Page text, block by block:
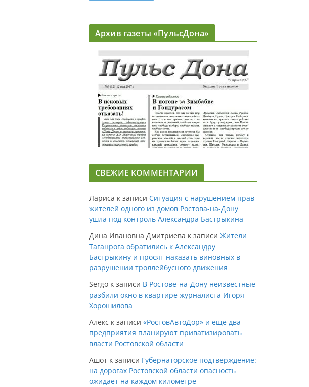
Архив газеты «ПульсДона»
СВЕЖИЕ КОММЕНТАРИИ
Лариса к записи Ситуация с нарушением прав
жителей одного из домов Ростова-на-Дону
ушла под контроль Александра Бастрыкина
Дина Ивановна Дмитриева к записи Жители
Таганрога обратились к Александру
Бастрыкину и просят наказать виновных в
разрушении троллейбусного движения
Sergo к записи В Ростове-на-Дону неизвестные
разбили окно в квартире журналиста Игоря
Хорошилова
Алекс к записи «РостовАвтоДор» и еще два
предприятия планируют приватизировать
власти Ростовской области
Ашот к записи Губернаторское подтверждение:
на дорогах Ростовской области опасность
ожидает на каждом километре